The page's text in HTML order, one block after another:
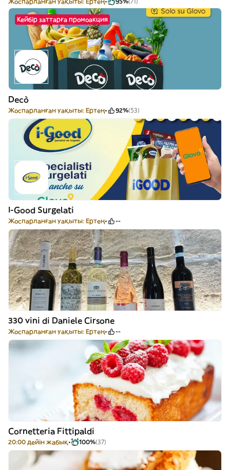
Кейбір заттарға промоакция
Decò
Жоспарланған уақыты: Ертең 92%(53)
I-Good Surgelati
Жоспарланған уақыты: Ертең --
330 vini di Daniele Cirsone
Жоспарланған уақыты: Ертең --
Cornetteria Fittipaldi
20:00 дейін жабық 100%(37)